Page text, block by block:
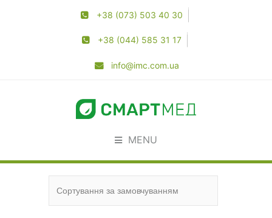
+38 (073) 503 40 30
+38 (044) 585 31 17
info@imc.com.ua
MENU